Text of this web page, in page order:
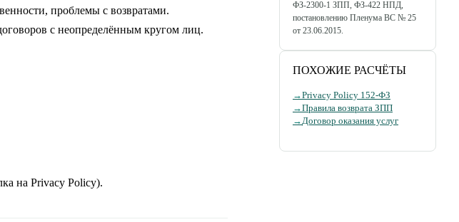
проблемы с возвратами.
с неопределённым кругом лиц.
на Privacy Policy).
ФЗ-2300-1 ЗПП, ФЗ-422 НПД,
постановлению Пленума ВС № 25
от 23.06.2015.
ПОХОЖИЕ РАСЧЁТЫ
→Privacy Policy 152-ФЗ
→Правила возврата ЗПП
→ Договор оказания услуг